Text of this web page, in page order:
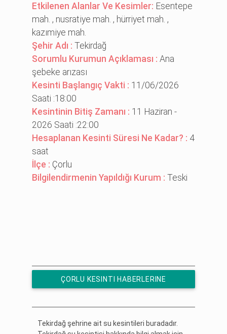
Etkilenen Alanlar Ve Kesimler: Esentepe
mah. , nusrati̇ye mah. , hürri̇yet mah. ,
kazımi̇ye mah.
Şehir Adı :Tekirdağ
Sorumlu Kurumun Açıklaması :Ana
şebeke arızası
Kesinti Başlangıç Vakti : 11/06/2026
Saati :18:00
Kesintinin Bitiş Zamanı : 11 Haziran -
2026 Saati :22:00
Hesaplanan Kesinti Süresi Ne Kadar? : 4
saat
İlçe : Çorlu
Bilgilendirmenin Yapıldığı Kurum :Teski
ÇORLU KESINTI HABERLERINE
Tekirdağ şehrine ait su kesintileri buradadır.